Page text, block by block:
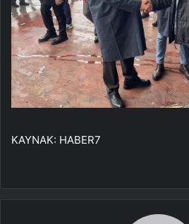
KAYNAK: HABER7